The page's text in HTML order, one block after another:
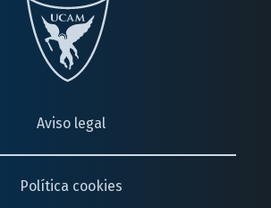
Aviso legal
Política cookies